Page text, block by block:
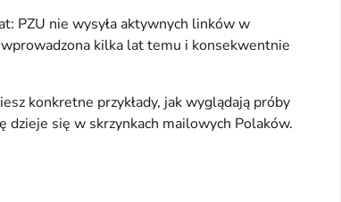
PZU nie wysyła aktywnych linków w
kilka lat temu i konsekwentnie
konkretne przykłady, jak wyglądają próby
dzieje się w skrzynkach mailowych Polaków.